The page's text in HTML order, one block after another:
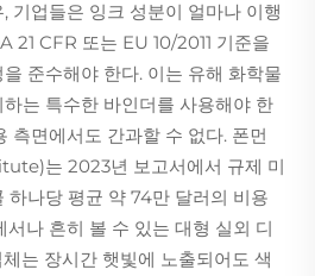
기업들은 잉크 성분이 얼마나 이행
21 CFR 또는 EU 10/2011 기준을
준수해야 한다. 이는 유해 화학물
는 특수한 바인더를 사용해야 한
측면에서도 간과할 수 없다. 폰먼
는 2023년 보고서에서 규제 미
하나당 평균 약 74만 달러의 비용
서나 흔히 볼 수 있는 대형 실외 디
는 장시간 햇빛에 노출되어도 색